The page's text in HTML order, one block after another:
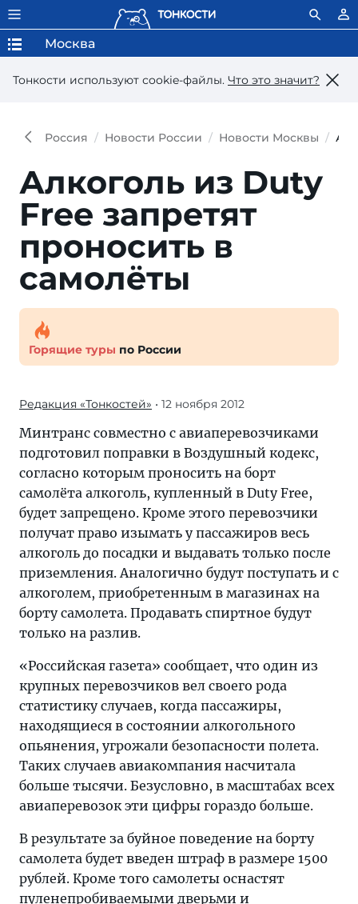
Тонкости используют сookie-файлы. Что это значит?
Москва
Россия Новости России Новости Москвы
Алкоголь из Duty
Free запретят
проносить в
самолёты
Горящие туры по России
Редакция «Тонкостей» • 12 ноября 2012
Минтранс совместно с авиаперевозчиками
подготовил поправки в Воздушный кодекс,
согласно которым проносить на борт
самолёта алкоголь, купленный в Duty Free,
будет запрещено. Кроме этого перевозчики
получат право изымать у пассажиров весь
алкоголь до посадки и выдавать только после
приземления. Аналогично будут поступать и с
алкоголем, приобретенным в магазинах на
борту самолета. Продавать спиртное будут
только на разлив.
«Российская газета» сообщает, что один из
крупных перевозчиков вел своего рода
статистику случаев, когда пассажиры,
находящиеся в состоянии алкогольного
опьянения, угрожали безопасности полета.
Таких случаев авиакомпания насчитала
больше тысячи. Безусловно, в масштабах всех
авиаперевозок эти цифры гораздо больше.
В результате за буйное поведение на борту
самолета будет введен штраф в размере 1500
рублей. Кроме того самолеты оснастят
пуленепробиваемыми дверьми и